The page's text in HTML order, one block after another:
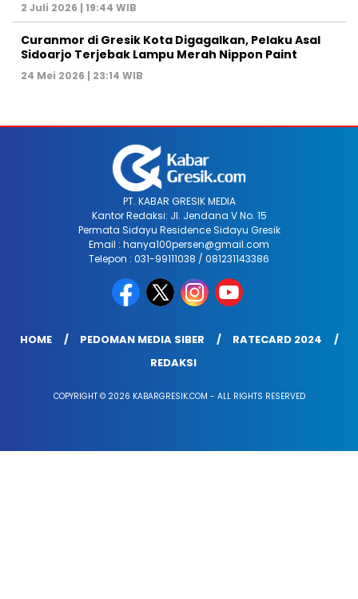
2 Juli 2026 | 19:44 WIB
Curanmor di Gresik Kota Digagalkan, Pelaku Asal
Sidoarjo Terjebak Lampu Merah Nippon Paint
24 Mei 2026 | 23:14 WIB
PT. KABAR GRESIK MEDIA
Kantor Redaksi: Jl. Jendana V No. 15
Permata Sidayu Residence Sidayu Gresik
Email : hanya100persen@gmail.com
Telepon : 031-99111038 / 081231143386
HOME PEDOMAN MEDIA SIBER
RATECARD 2024
REDAKSI
COPYRIGHT © 2026 KABARGRESIK.COM - ALL RIGHTS RESERVED